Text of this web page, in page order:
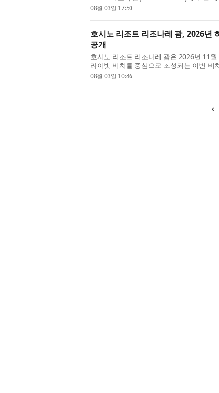
Hotel)’의 팝업 스토어를 개최한다. ◇ 뜨거
08월 03일 17:50
호시노 리조트 리조나레 괌, 2026년
공개
호시노 리조트 리조나레 괌은 2026년 11
라이빗 비치를 중심으로 조성되는 이번
수 있는 다양한 콘텐츠를 선보이며 새로운
08월 03일 10:46
‹